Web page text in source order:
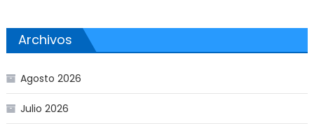
Archivos
Agosto 2026
Julio 2026